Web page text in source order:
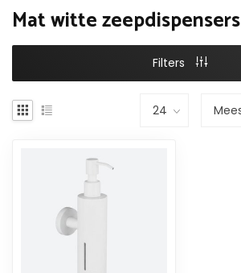
Mat witte zeepdispensers
Filters